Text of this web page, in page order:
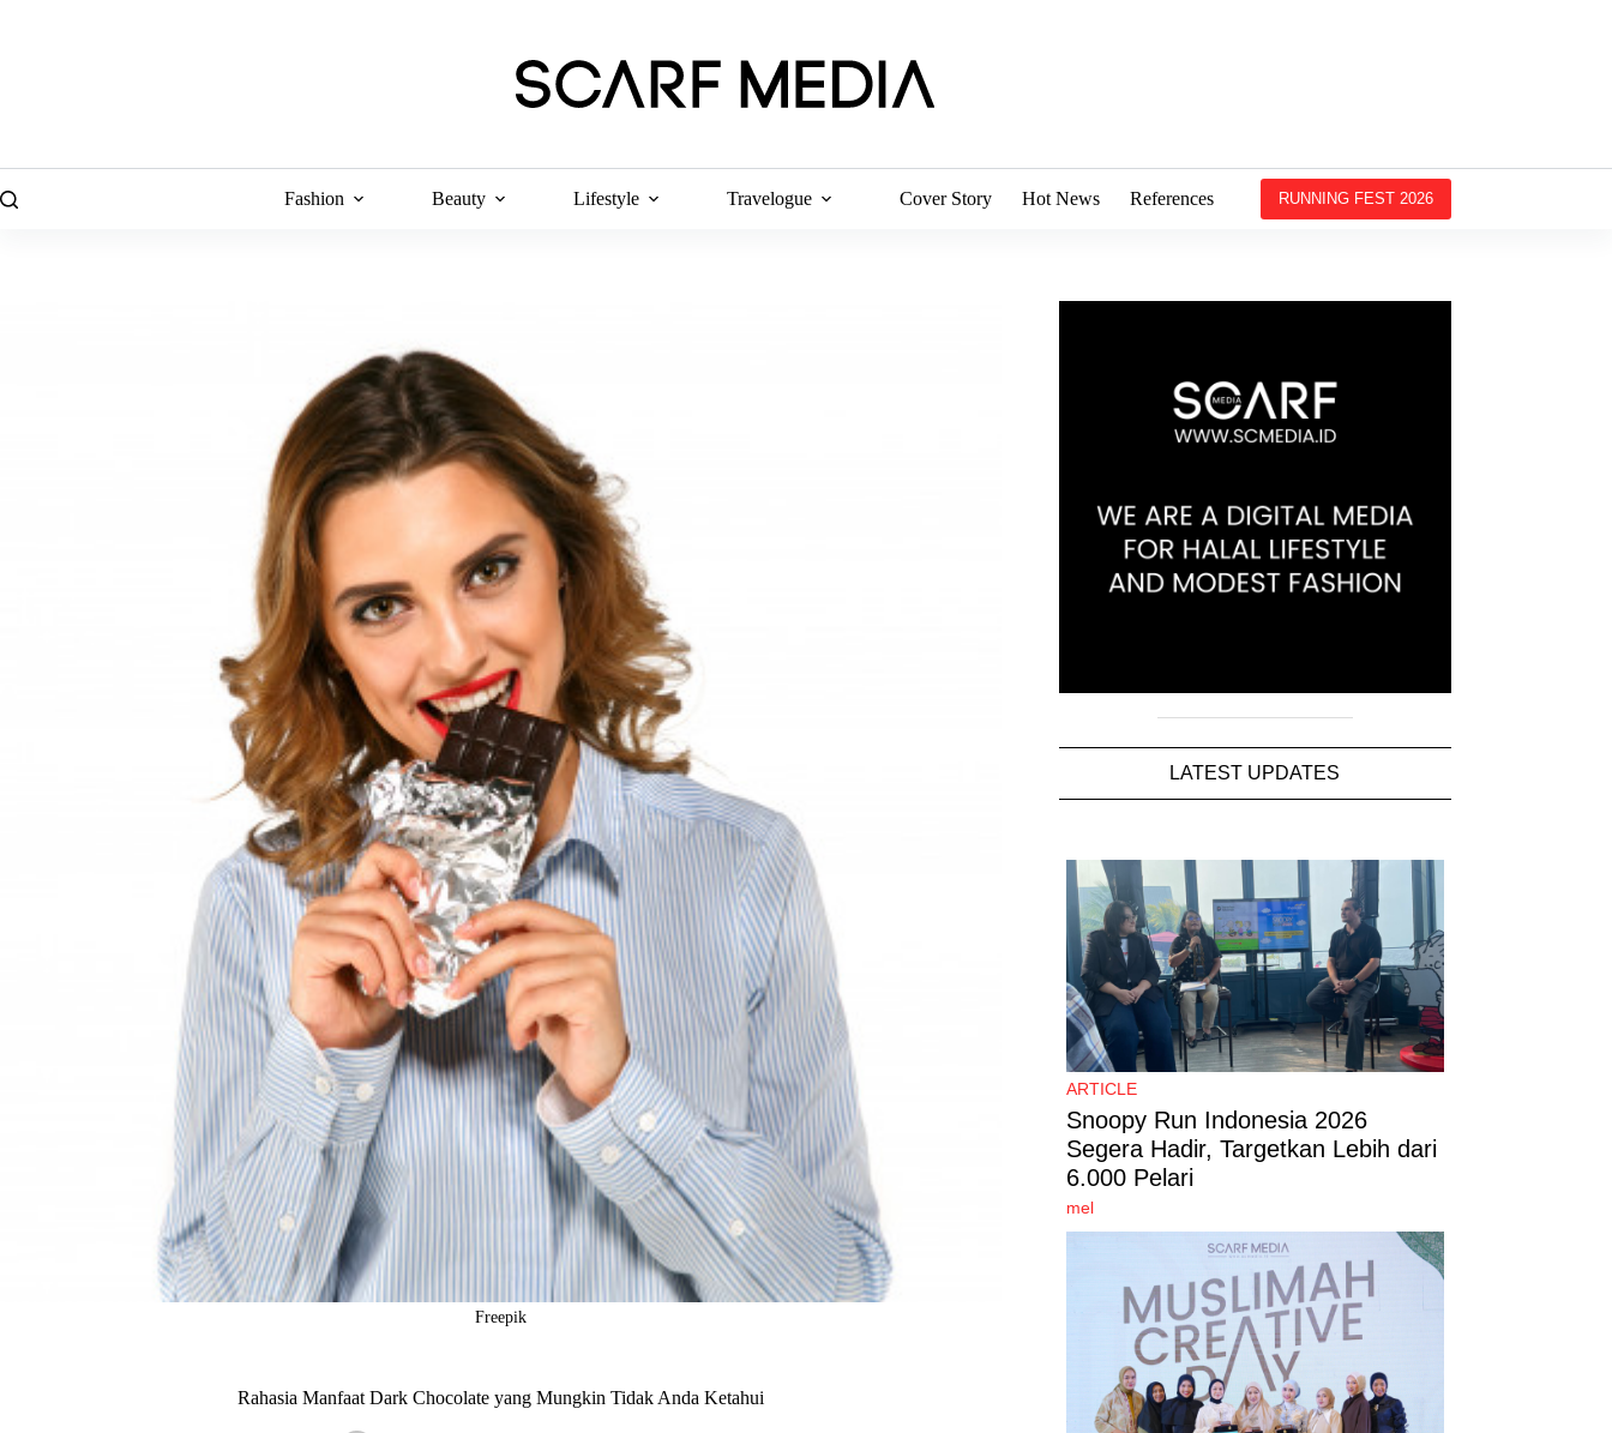
Fashion Beauty Lifestyle Travelogue Cover Story Hot News References RUNNING FEST 2026
Freepik
Rahasia Manfaat Dark Chocolate yang Mungkin Tidak Anda Ketahui
LATEST UPDATES
ARTICLE
Snoopy Run Indonesia 2026
Segera Hadir, Targetkan Lebih dari
6.000 Pelari
mel